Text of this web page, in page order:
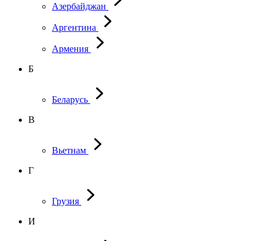
Азербайджан
Аргентина
Армения
Б
Беларусь
В
Вьетнам
Г
Грузия
И